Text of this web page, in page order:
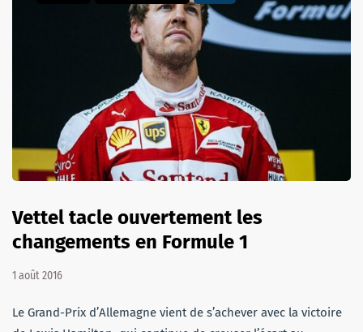
Vettel tacle ouvertement les
changements en Formule 1
1 août 2016
Le Grand-Prix d’Allemagne vient de s’achever avec la victoire